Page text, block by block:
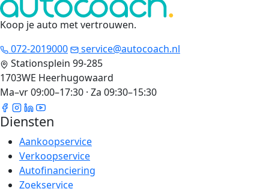
Koop je auto met vertrouwen.
072-2019000
service@autocoach.nl
Stationsplein 99-285
1703WE Heerhugowaard
Ma–vr 09:00–17:30 · Za 09:30–15:30
Diensten
Aankoopservice
Verkoopservice
Autofinanciering
Zoekservice